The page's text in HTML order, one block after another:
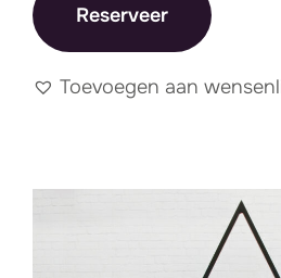
Reserveer
Toevoegen aan